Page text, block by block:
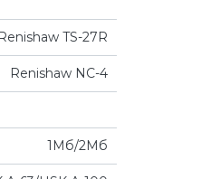
TS-27R
Renishaw NC-4
1Мб/2Мб